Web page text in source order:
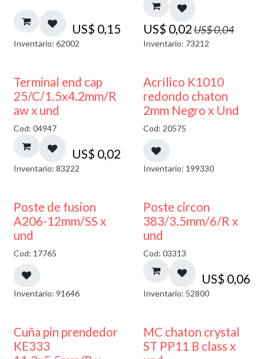
US$ 0,15
Inventario: 62002
US$ 0,02US$0,04
Inventario: 73212
Terminal end cap
25/C/1.5x4.2mm/R
aw x und
Cod: 04947
US$ 0,02
Inventario: 83222
50% DESCUENTO
Acrílico K1010
redondo chaton
2mm Negro x Und
Cod: 20575
Inventario: 199330
Poste de fusion
A206-12mm/SS x
und
Cod: 17765
Inventario: 91646
Poste circon
383/3.5mm/6/R x
und
Cod: 03313
US$ 0,06
Inventario: 52800
Cuña pin prendedor
KE333
MC chaton crystal
ST PP11 B class x